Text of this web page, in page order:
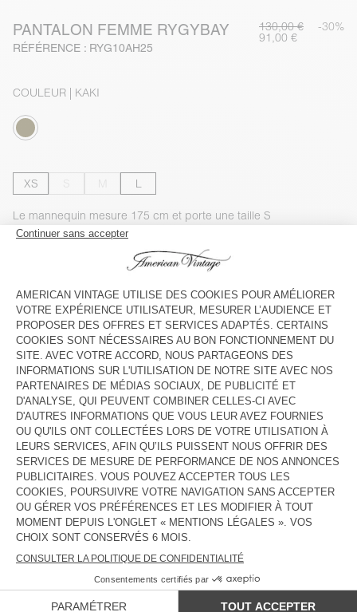
PANTALON FEMME RYGYBAY
RÉFÉRENCE : RYG10AH25
130,00 € -30%
91,00 €
COULEUR | KAKI
XS L
Le mannequin mesure 175 cm et porte une taille S
GUIDE DES TAILLES
entre le mardi 11 août et le jeudi 13 août
AJOUTER AU PANIER
VOIR LA DISPONIBILITE EN MAGASIN
VOIR LE LOOK
DESCRIPTION
TAILLE ET COUPE
COMPOSITION
TRAÇABILITÉ